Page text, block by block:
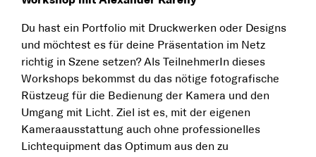
Du hast ein Portfolio mit Druckwerken oder Designs
und möchtest es für deine Präsentation im Netz
richtig in Szene setzen? Als TeilnehmerIn dieses
Workshops bekommst du das nötige fotografische
Rüstzeug für die Bedienung der Kamera und den
Umgang mit Licht. Ziel ist es, mit der eigenen
Kameraausstattung auch ohne professionelles
Lichtequipment das Optimum aus den zu